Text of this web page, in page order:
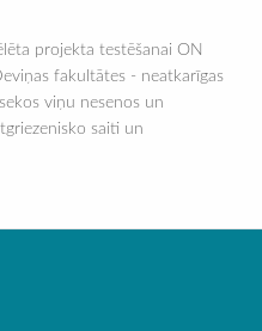
projekta testēšanai ON
fakultātes - neatkarīgas
viņu nesenos un
saiti un